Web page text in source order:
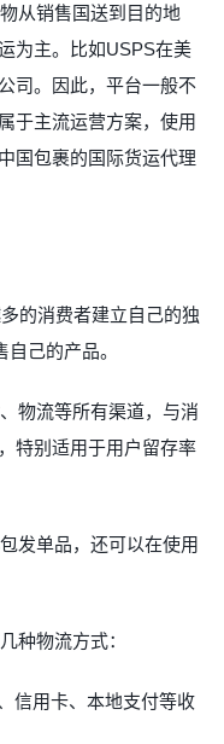
从销售国送到目的地
为主。比如USPS在美
司。因此，平台一般不
于主流运营方案，使用
国包裹的国际货运代理
的消费者建立自己的独
自己的产品。
物流等所有渠道，与消
特别适用于用户留存率
发单品，还可以在使用
种物流方式：
信用卡、本地支付等收